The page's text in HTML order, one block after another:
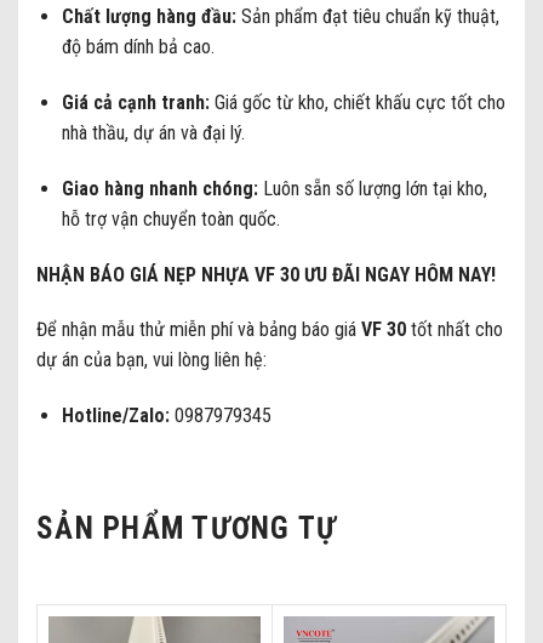
Chất lượng hàng đầu:Sản phẩm đạt tiêu chuẩn kỹ thuật,
độ bám dính bả cao.
Giá cả cạnh tranh:Giá gốc từ kho, chiết khấu cực tốt cho
nhà thầu, dự án và đại lý.
Giao hàng nhanh chóng:Luôn sẵn số lượng lớn tại kho,
hỗ trợ vận chuyển toàn quốc.
NHẬN BÁO GIÁ NẸP NHỰA VF 30 ƯU ĐÃI NGAY HÔM NAY!
Để nhận mẫu thử miễn phí và bảng báo giá VF 30 tốt nhất cho
dự án của bạn, vui lòng liên hệ:
Hotline/Zalo:0987979345
SẢN PHẨM TƯƠNG TỰ